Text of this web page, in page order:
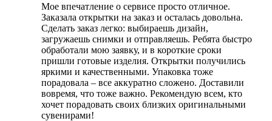
Мое впечатление о сервисе просто отличное.
Заказала открытки на заказ и осталась довольна.
Сделать заказ легко: выбираешь дизайн,
загружаешь снимки и отправляешь. Ребята быстро
обработали мою заявку, и в короткие сроки
пришли готовые изделия. Открытки получились
яркими и качественными. Упаковка тоже
порадовала – все аккуратно сложено. Доставили
вовремя, что тоже важно. Рекомендую всем, кто
хочет порадовать своих близких оригинальными
сувенирами!